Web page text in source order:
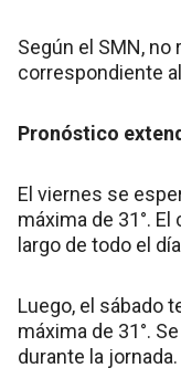
Según el SMN,
correspondiente
Pronóstico
El viernes se
máxima de 31°.
largo de todo el
Luego, el sábado
máxima de 31°.
durante la jornada.